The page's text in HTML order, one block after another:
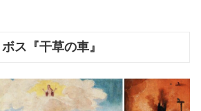
ス『干草の車』